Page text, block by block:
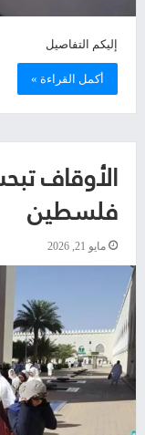
إليكم التفاصيل
أكمل القراءة »
الأوقاف
فلسطين
مايو 21, 2026